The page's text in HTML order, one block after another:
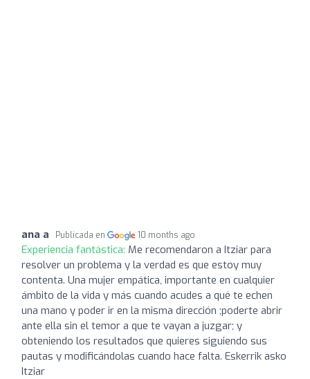
ana a Publicada en 10 months ago
Experiencia fantástica: Me recomendaron a Itziar para
resolver un problema y la verdad es que estoy muy
contenta. Una mujer empática, importante en cualquier
ámbito de la vida y más cuando acudes a qué te echen
una mano y poder ir en la misma dirección ;poderte abrir
ante ella sin el temor a que te vayan a juzgar; y
obteniendo los resultados que quieres siguiendo sus
pautas y modificándolas cuando hace falta. Eskerrik asko
Itziar